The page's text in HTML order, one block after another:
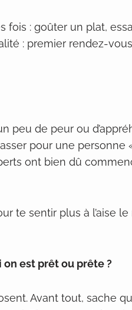
fois : goûter un plat,
: premier rendez-
peu de peur ou
pour une personne
ont bien dû
te sentir plus à l’aise
est prêt ou prête ?
Avant tout, sache